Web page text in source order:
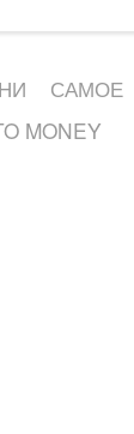
САМОЕ
MONEY